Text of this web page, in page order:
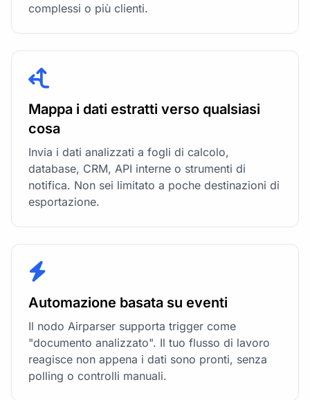
complessi o più clienti.
Mappa i dati estratti verso qualsiasi
cosa
Invia i dati analizzati a fogli di calcolo,
database, CRM, API interne o strumenti di
notifica. Non sei limitato a poche destinazioni di
esportazione.
Automazione basata su eventi
Il nodo Airparser supporta trigger come
"documento analizzato". Il tuo flusso di lavoro
reagisce non appena i dati sono pronti, senza
polling o controlli manuali.